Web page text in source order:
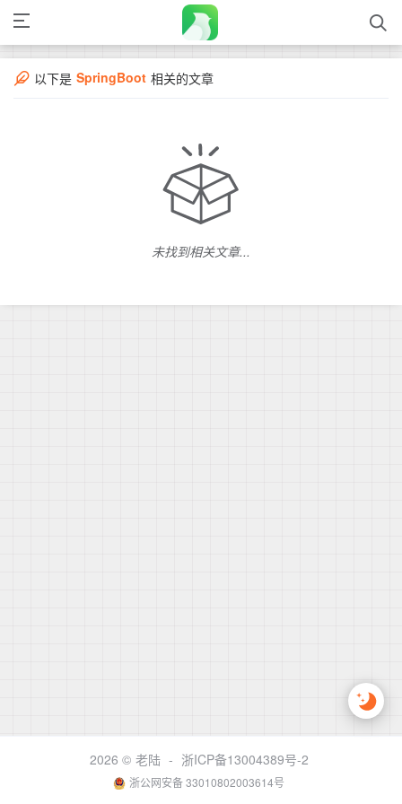
以下是 SpringBoot 相关的文章
未找到相关文章...
2026 © 老陆 - 浙ICP备13004389号-2
浙公网安备 33010802003614号